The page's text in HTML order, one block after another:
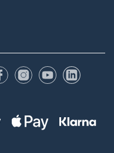
FacebookInstagram
YouTube